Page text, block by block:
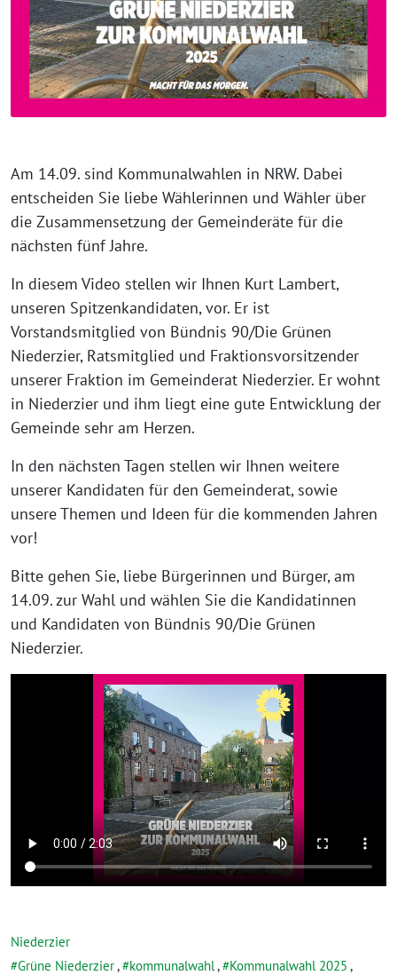
Am 14.09. sind Kommunalwahlen in NRW. Dabei
entscheiden Sie liebe Wählerinnen und Wähler über
die Zusammensetzung der Gemeinderäte für die
nächsten fünf Jahre.
In diesem Video stellen wir Ihnen Kurt Lambert,
unseren Spitzenkandidaten, vor. Er ist
Vorstandsmitglied von Bündnis 90/Die Grünen
Niederzier, Ratsmitglied und Fraktionsvorsitzender
unserer Fraktion im Gemeinderat Niederzier. Er wohnt
in Niederzier und ihm liegt eine gute Entwicklung der
Gemeinde sehr am Herzen.
In den nächsten Tagen stellen wir Ihnen weitere
unserer Kandidaten für den Gemeinderat, sowie
unsere Themen und Ideen für die kommenden Jahren
vor!
Bitte gehen Sie, liebe Bürgerinnen und Bürger, am
14.09. zur Wahl und wählen Sie die Kandidatinnen
und Kandidaten von Bündnis 90/Die Grünen
Niederzier.
Niederzier
Grüne Niederzier, kommunalwahl , Kommunalwahl 2025 ,